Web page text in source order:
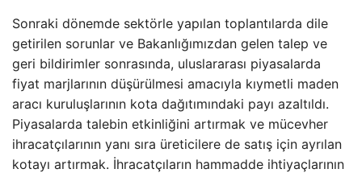
Sonraki dönemde sektörle yapılan toplantılarda dile
getirilen sorunlar ve Bakanlığımızdan gelen talep ve
geri bildirimler sonrasında, uluslararası piyasalarda
fiyat marjlarının düşürülmesi amacıyla kıymetli maden
aracı kuruluşlarının kota dağıtımındaki payı azaltıldı.
Piyasalarda talebin etkinliğini artırmak ve mücevher
ihracatçılarının yanı sıra üreticilere de satış için ayrılan
kotayı artırmak. İhracatçıların hammadde ihtiyaçlarının